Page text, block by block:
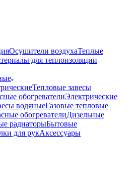
Осушители воздухаТеплые
для теплоизоляции
Тепловые завесы
обогревателиЭлектрические
водяныеГазовые тепловые
обогревателиДизельные
радиаторыБытовые
для рукАксессуары